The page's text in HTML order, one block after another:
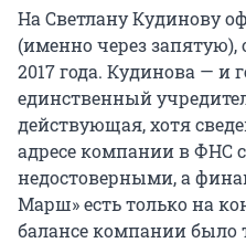
На Светлану Кудинову
(именно через запятую),
2017 года. Кудинова — и
единственный
действующая, хотя
адресе компании в ФНС
недостоверными, а
Марш» есть только на
балансе компании было